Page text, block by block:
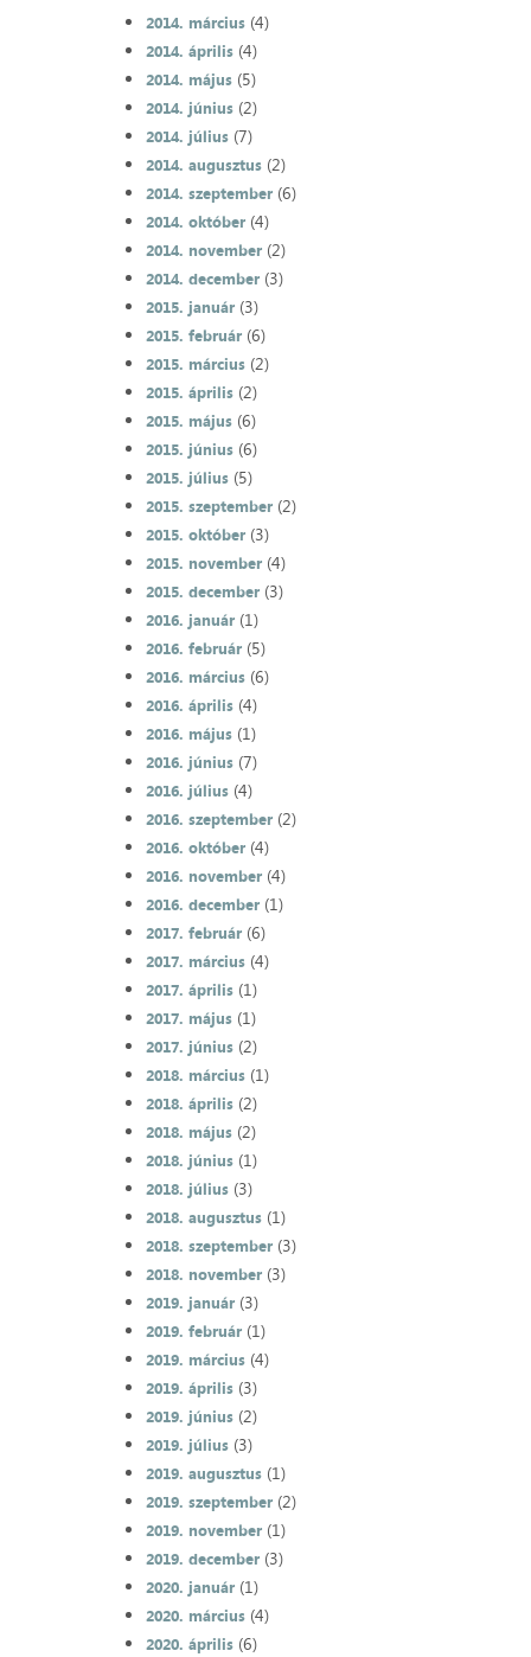
2014. március(4)
2014. április(4)
2014. május(5)
2014. június(2)
2014. július(7)
2014. augusztus(2)
2014. szeptember(6)
2014. október(4)
2014. november(2)
2014. december(3)
2015. január(3)
2015. február(6)
2015. március(2)
2015. április(2)
2015. május(6)
2015. június(6)
2015. július(5)
2015. szeptember(2)
2015. október(3)
2015. november(4)
2015. december(3)
2016. január(1)
2016. február(5)
2016. március(6)
2016. április(4)
2016. május(1)
2016. június(7)
2016. július(4)
2016. szeptember(2)
2016. október(4)
2016. november(4)
2016. december(1)
2017. február(6)
2017. március(4)
2017. április(1)
2017. május(1)
2017. június(2)
2018. március(1)
2018. április(2)
2018. május(2)
2018. június(1)
2018. július(3)
2018. augusztus(1)
2018. szeptember(3)
2018. november(3)
2019. január(3)
2019. február(1)
2019. március(4)
2019. április(3)
2019. június(2)
2019. július(3)
2019. augusztus(1)
2019. szeptember(2)
2019. november(1)
2019. december(3)
2020. január(1)
2020. március(4)
2020. április(6)